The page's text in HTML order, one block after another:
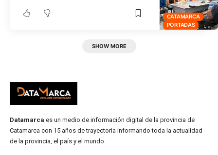
CATAMARCA
PORTADAS
SHOW MORE
Datamarca es un medio de información digital de la provincia de
Catamarca con 15 años de trayectoria informando toda la actualidad
de la provincia, el país y el mundo.